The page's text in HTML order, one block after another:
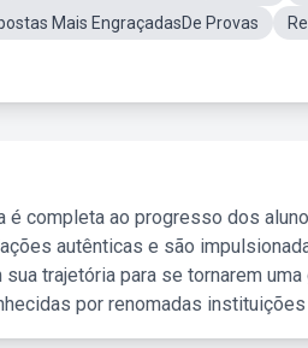
Mais EngraçadasDe Provas
é completa ao progresso dos
autênticas e são
trajetória para se tornarem
por renomadas